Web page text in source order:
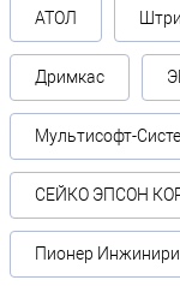
АТОЛ
Дримкас
Мультисофт-
СЕЙКО ЭПСОН
Пионер